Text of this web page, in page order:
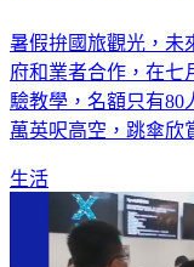
暑假拚國旅觀光，未
府和業者合作，在七
驗教學，名額只有80
萬英呎高空，跳傘欣
生活